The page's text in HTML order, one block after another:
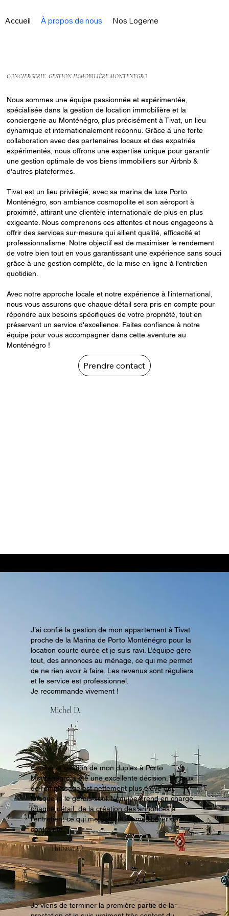
Accueil À propos de nous Nos Logements
CONCIERGERIE GESTION IMMOBILIÈRE MONTENEGRO
Nous sommes une équipe passionnée et expérimentée,
spécialisée dans la gestion de location immobilière et la
conciergerie au Monténégro, plus précisément à Tivat, un lieu
dynamique et internationalement reconnu. Grâce à une forte
collaboration avec des partenaires locaux et des expatriés
expérimentés, nous offrons une expertise unique pour garantir
une gestion optimale de vos biens immobiliers sur Airbnb &
d'autres plateformes.
Tivat est un lieu privilégié, avec sa marina de luxe Porto
Monténégro, son ambiance cosmopolite et son aéroport à
proximité, attirant une clientèle internationale de plus en plus
exigeante. Nous comprenons ces attentes et nous engageons à
offrir des services sur-mesure qui allient qualité, efficacité et
professionnalisme. Notre objectif est de maximiser le rendement
de votre bien tout en vous garantissant une expérience sans souci
grâce à une gestion complète, de la mise en ligne à l'entretien
quotidien.
Avec notre approche locale et notre expérience à l'international,
nous vous assurons que chaque détail sera pris en compte pour
répondre aux besoins spécifiques de votre propriété, tout en
préservant un service d'excellence. Faites confiance à notre
équipe pour vous accompagner dans cette aventure au
Monténégro !
Prendre contact
J’ai confié la gestion de mon appartement à Tivat
proche de la Marina de Porto Monténégro pour la
location courte durée et je suis ravi. L’équipe gère
tout, des annonces au ménage, ce qui me permet
de ne rien avoir à faire. Les revenus sont réguliers
et le service est professionnel.
Je recommande vivement !
Michel D.
Confier la gestion de mon duplex à Porto
Monténégro a été une excellente décision. Le taux
de remplissage est nettement plus élevé que
lorsque je le gérais seul. L’équipe prend en charge
chaque détail, de la création des annonces à
l’entretien, ce qui me permet de me libérer de toute
contrainte.
Thibaut O.
Je viens de terminer la première partie de la